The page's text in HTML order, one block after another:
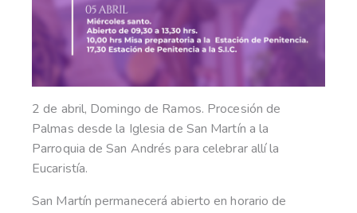
2 de abril, Domingo de Ramos. Procesión de
Palmas desde la Iglesia de San Martín a la
Parroquia de San Andrés para celebrar allí la
Eucaristía.
San Martín permanecerá abierto en horario de